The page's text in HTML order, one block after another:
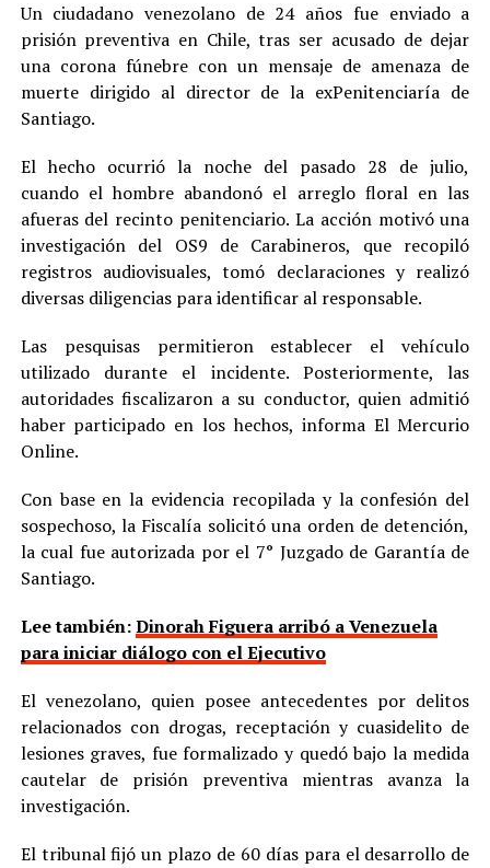
Un ciudadano venezolano de 24 años fue enviado a
prisión preventiva en Chile, tras ser acusado de dejar
una corona fúnebre con un mensaje de amenaza de
muerte dirigido al director de la exPenitenciaría de
Santiago.
El hecho ocurrió la noche del pasado 28 de julio,
cuando el hombre abandonó el arreglo floral en las
afueras del recinto penitenciario. La acción motivó una
investigación del OS9 de Carabineros, que recopiló
registros audiovisuales, tomó declaraciones y realizó
diversas diligencias para identificar al responsable.
Las pesquisas permitieron establecer el vehículo
utilizado durante el incidente. Posteriormente, las
autoridades fiscalizaron a su conductor, quien admitió
haber participado en los hechos, informa El Mercurio
Online.
Con base en la evidencia recopilada y la confesión del
sospechoso, la Fiscalía solicitó una orden de detención,
la cual fue autorizada por el 7° Juzgado de Garantía de
Santiago.
Lee también:Dinorah Figuera arribó a Venezuela
para iniciar diálogo con el Ejecutivo
El venezolano, quien posee antecedentes por delitos
relacionados con drogas, receptación y cuasidelito de
lesiones graves, fue formalizado y quedó bajo la medida
cautelar de prisión preventiva mientras avanza la
investigación.
El tribunal fijó un plazo de 60 días para el desarrollo de